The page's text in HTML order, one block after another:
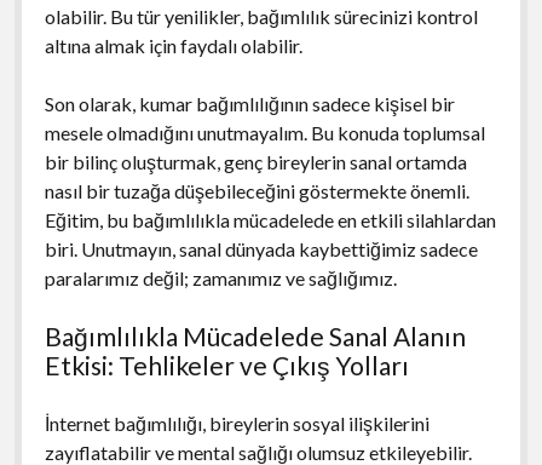
olabilir. Bu tür yenilikler, bağımlılık sürecinizi kontrol
altına almak için faydalı olabilir.
Son olarak, kumar bağımlılığının sadece kişisel bir
mesele olmadığını unutmayalım. Bu konuda toplumsal
bir bilinç oluşturmak, genç bireylerin sanal ortamda
nasıl bir tuzağa düşebileceğini göstermekte önemli.
Eğitim, bu bağımlılıkla mücadelede en etkili silahlardan
biri. Unutmayın, sanal dünyada kaybettiğimiz sadece
paralarımız değil; zamanımız ve sağlığımız.
Bağımlılıkla Mücadelede Sanal Alanın
Etkisi: Tehlikeler ve Çıkış Yolları
İnternet bağımlılığı, bireylerin sosyal ilişkilerini
zayıflatabilir ve mental sağlığı olumsuz etkileyebilir.